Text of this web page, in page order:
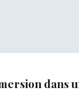
dans